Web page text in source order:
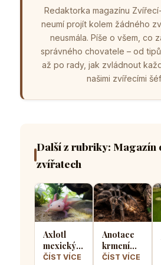
Redaktorka magazínu
neumí projít kolem žádného
neusmála. Píše o všem, co
správného chovatele – od
až po rady, jak zvládnout
našimi zvířecími
Další z rubriky: Magazín
zvířatech
Axlotl
mexický v
domácím
ČÍST VÍCE
Anotace
krmení
sklípkanů:
ČÍST VÍCE